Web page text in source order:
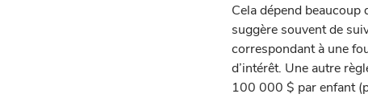
Cela dépend
suggère souvent de
correspondant à une
d’intérêt. Une autre
100 000 $ par enfant